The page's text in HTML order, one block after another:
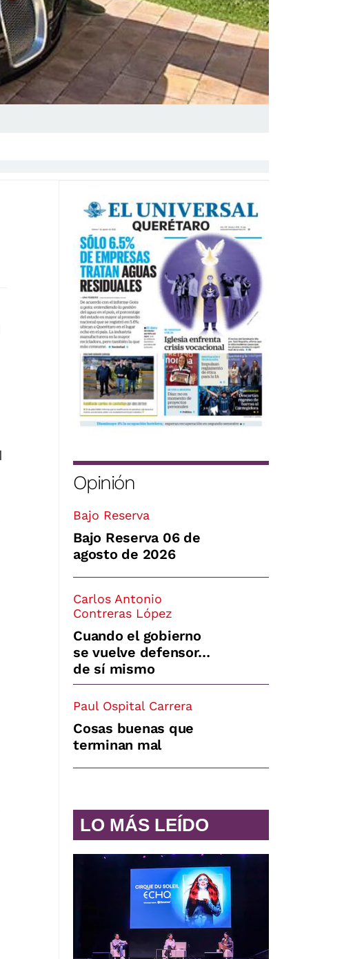
Opinión
Bajo Reserva
Bajo Reserva 06 de
agosto de 2026
Carlos Antonio
Contreras López
Cuando el gobierno
se vuelve defensor…
de sí mismo
Paul Ospital Carrera
Cosas buenas que
terminan mal
LO MÁS LEÍDO